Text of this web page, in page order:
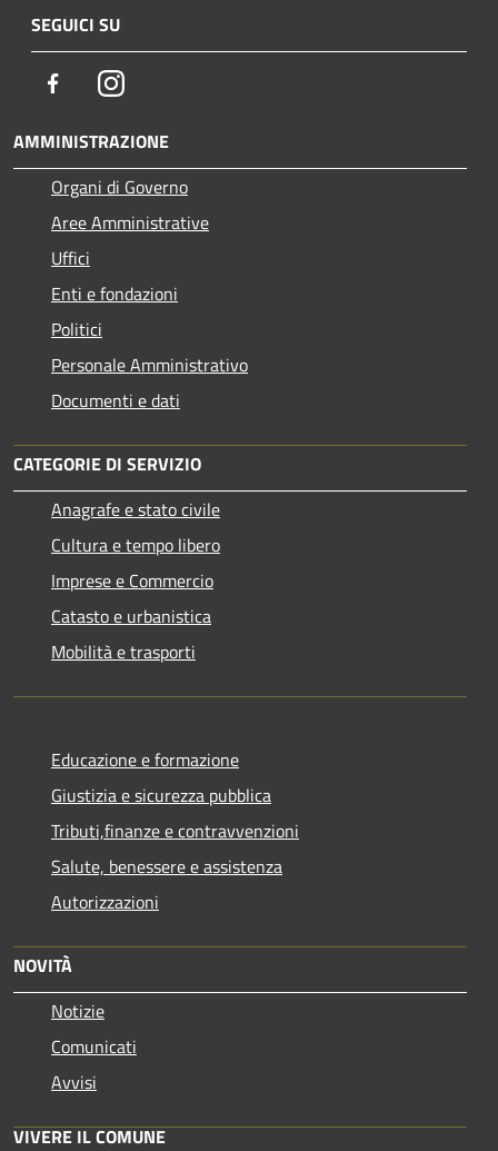
SEGUICI SU
FacebookInstagram
AMMINISTRAZIONE
Organi di Governo
Aree Amministrative
Uffici
Enti e fondazioni
Politici
Personale Amministrativo
Documenti e dati
CATEGORIE DI SERVIZIO
Anagrafe e stato civile
Cultura e tempo libero
Imprese e Commercio
Catasto e urbanistica
Mobilità e trasporti
Educazione e formazione
Giustizia e sicurezza pubblica
Tributi,finanze e contravvenzioni
Salute, benessere e assistenza
Autorizzazioni
NOVITÀ
Notizie
Comunicati
Avvisi
VIVERE IL COMUNE